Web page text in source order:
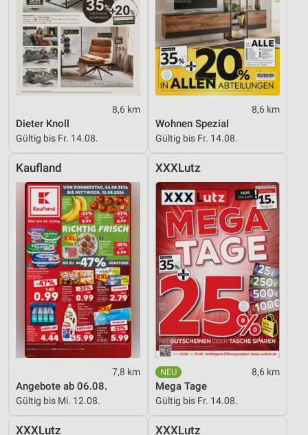
8,6 km
Dieter Knoll
Gültig bis Fr. 14.08.
8,6 km
Wohnen Spezial
Gültig bis Fr. 14.08.
Kaufland
7,8 km
Angebote ab 06.08.
Gültig bis Mi. 12.08.
XXXLutz
8,6 km
Mega Tage
Gültig bis Fr. 14.08.
XXXLutz XXXLutz